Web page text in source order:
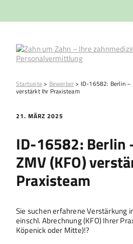
Startseite > Bewerber > ID-16582: Berlin –
verstärkt Ihr Praxisteam
21. MÄRZ 2025
ID-16582: Berlin
ZMV (KFO)
Praxisteam
Sie suchen erfahrene Verstärkung
einschl. Abrechnung (KFO) Ihrer
Köpenick oder Mitte)!?